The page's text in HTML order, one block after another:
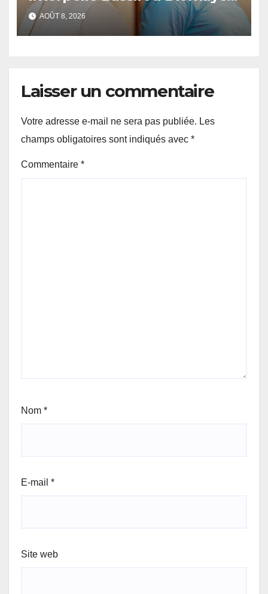
Faye sur la date des élections
locales
AOÛT 8, 2026
Laisser un commentaire
Votre adresse e-mail ne sera pas publiée. Les
champs obligatoires sont indiqués avec *
Commentaire *
Nom *
E-mail *
Site web